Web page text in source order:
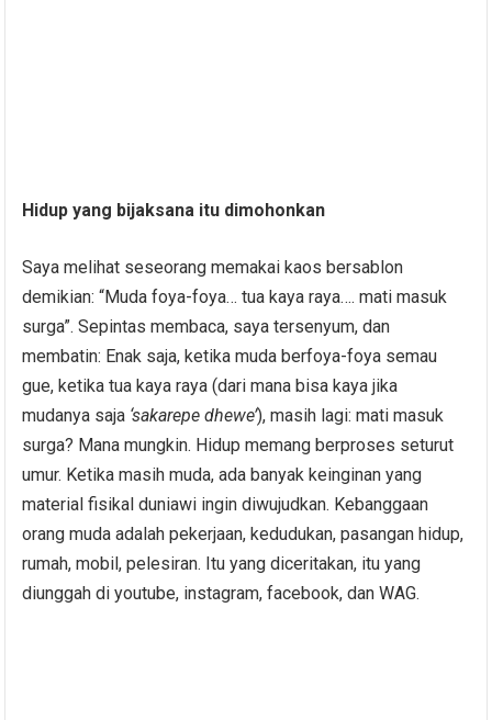
Hidup yang bijaksana itu dimohonkan
Saya melihat seseorang memakai kaos bersablon
demikian: “Muda foya-foya… tua kaya raya…. mati masuk
surga”. Sepintas membaca, saya tersenyum, dan
membatin: Enak saja, ketika muda berfoya-foya semau
gue, ketika tua kaya raya (dari mana bisa kaya jika
mudanya saja ‘sakarepe dhewe’), masih lagi: mati masuk
surga? Mana mungkin. Hidup memang berproses seturut
umur. Ketika masih muda, ada banyak keinginan yang
material fisikal duniawi ingin diwujudkan. Kebanggaan
orang muda adalah pekerjaan, kedudukan, pasangan hidup,
rumah, mobil, pelesiran. Itu yang diceritakan, itu yang
diunggah di youtube, instagram, facebook, dan WAG.